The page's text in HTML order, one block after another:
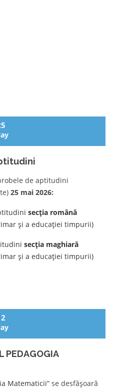
de aptitudini
25 mai 2026:
secția română
și a educației timpurii)
secția maghiară
și a educației timpurii)
PEDAGOGIA
Matematicii” se desfășoară